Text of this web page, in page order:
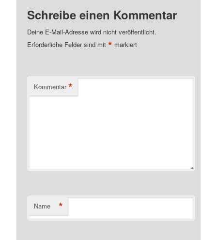
Schreibe einen Kommentar
Deine E-Mail-Adresse wird nicht veröffentlicht.
Erforderliche Felder sind mit* markiert
Kommentar *
Name *